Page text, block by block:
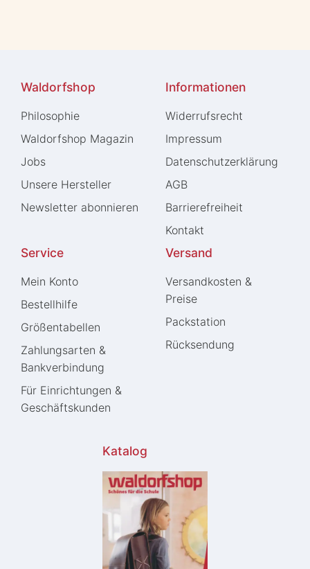
Waldorfshop
Philosophie
Waldorfshop Magazin
Jobs
Unsere Hersteller
Newsletter abonnieren
Informationen
Widerrufs­recht
Impressum
Daten­schutz­erklärung
AGB
Barrierefreiheit
Kontakt
Service
Mein Konto
Bestellhilfe
Größentabellen
Zahlungsarten &
Bankverbindung
Für Einrichtungen &
Geschäftskunden
Versand
Versandkosten &
Preise
Packstation
Rücksendung
Katalog